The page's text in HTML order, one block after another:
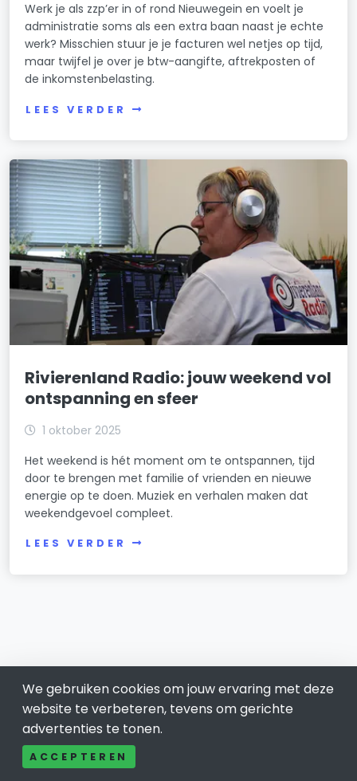
Werk je als zzp’er in of rond Nieuwegein en voelt je
administratie soms als een extra baan naast je echte
werk? Misschien stuur je je facturen wel netjes op tijd,
maar twijfel je over je btw-aangifte, aftrekposten of
de inkomstenbelasting.
LEES VERDER
Rivierenland Radio: jouw weekend vol
ontspanning en sfeer
1 oktober 2025
Het weekend is hét moment om te ontspannen, tijd
door te brengen met familie of vrienden en nieuwe
energie op te doen. Muziek en verhalen maken dat
weekendgevoel compleet.
LEES VERDER
Nieuwegein 030
We gebruiken cookies om jouw ervaring met deze
website te verbeteren, tevens om gerichte
advertenties te tonen.
ACCEPTEREN